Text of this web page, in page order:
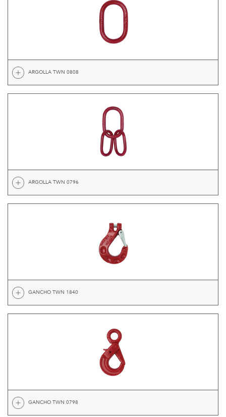
ARGOLLA TWN 0808
ARGOLLA TWN 0796
GANCHO TWN 1840
GANCHO TWN 0798